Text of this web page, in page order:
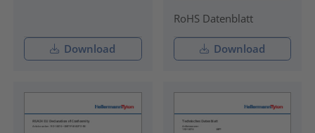
Download
RoHS Datenblatt
Download